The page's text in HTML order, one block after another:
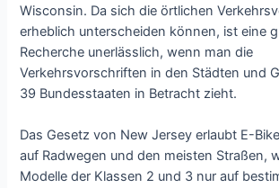
Wisconsin. Da sich die örtlichen
erheblich unterscheiden können, ist eine
Recherche unerlässlich, wenn man die
Verkehrsvorschriften in den Städten und
39 Bundesstaaten in Betracht zieht.
Das Gesetz von New Jersey erlaubt E-
auf Radwegen und den meisten Straßen,
Modelle der Klassen 2 und 3 nur auf